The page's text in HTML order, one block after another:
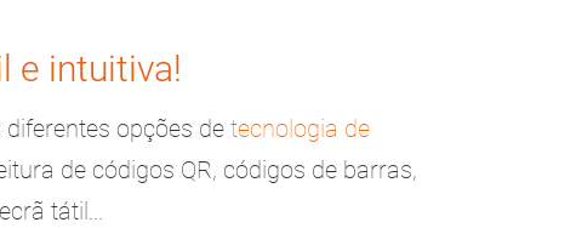
e intuitiva!
diferentes opções de tecnologia de
de códigos QR, códigos de barras,
tátil...